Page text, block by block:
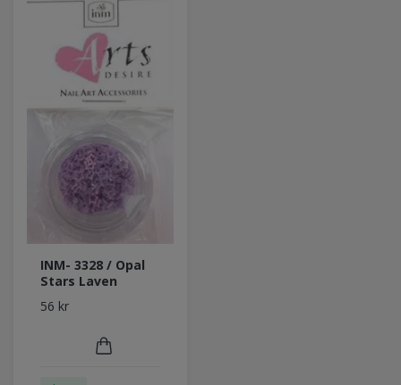
INM- 3328 / Opal
Stars Laven
56 kr